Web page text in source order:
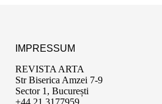
IMPRESSUM
REVISTA ARTA
Str Biserica Amzei 7-9
Sector 1, București
+44 21 3177959